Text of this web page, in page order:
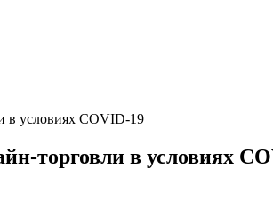
в условиях COVID-19
торговли в условиях